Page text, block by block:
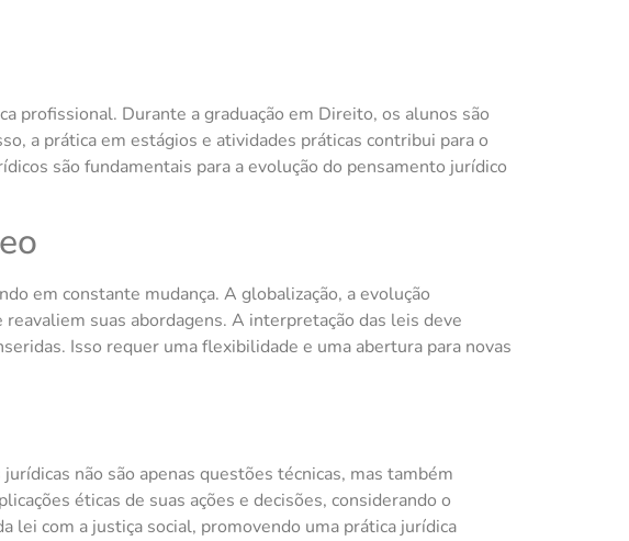
profissional. Durante a graduação em Direito, os alunos são
a prática em estágios e atividades práticas contribui para o
são fundamentais para a evolução do pensamento jurídico
em constante mudança. A globalização, a evolução
suas abordagens. A interpretação das leis deve
Isso requer uma flexibilidade e uma abertura para novas
não são apenas questões técnicas, mas também
éticas de suas ações e decisões, considerando o
lei com a justiça social, promovendo uma prática jurídica